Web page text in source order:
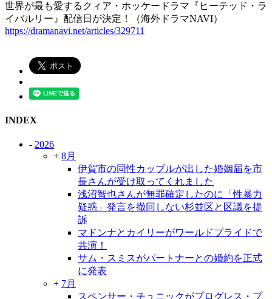
世界が最も愛するクィア・ホッケードラマ『ヒーテッド・ラ
イバルリー』配信日が決定！（海外ドラマNAVI）
https://dramanavi.net/articles/329711
INDEX
- 2026
+ 8月
伊賀市の同性カップルが出した婚姻届を市
長さんが受け取ってくれました
浅沼智也さんが無罪確定したのに「性暴力
疑惑」発言を撤回しない杉並区と区議を提
訴
マドンナとカイリーがワールドプライドで
共演！
サム・スミスがパートナーとの婚約を正式
に発表
+ 7月
スペンサー・チュニックがプログレス・プ